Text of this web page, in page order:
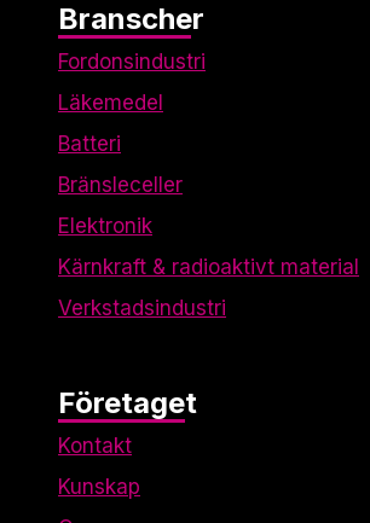
Branscher
Fordonsindustri
Läkemedel
Batteri
Bränsleceller
Elektronik
Kärnkraft & radioaktivt material
Verkstadsindustri
Företaget
Kontakt
Kunskap